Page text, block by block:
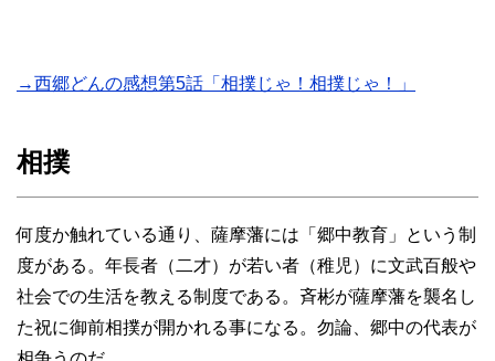
→西郷どんの感想第5話「相撲じゃ！相撲じゃ！」
相撲
何度か触れている通り、薩摩藩には「郷中教育」という制
度がある。年長者（二才）が若い者（稚児）に文武百般や
社会での生活を教える制度である。斉彬が薩摩藩を襲名し
た祝に御前相撲が開かれる事になる。勿論、郷中の代表が